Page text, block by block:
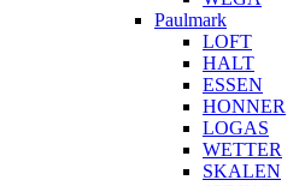
Paulmark
LOFT
HALT
ESSEN
HONNER
LOGAS
WETTER
SKALEN